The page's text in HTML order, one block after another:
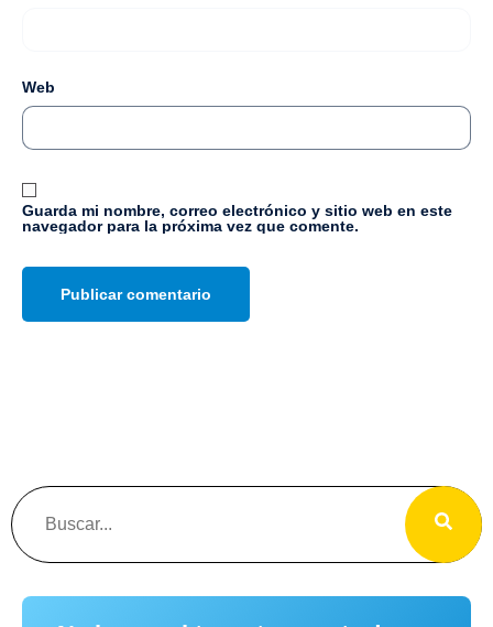
Web
Guarda mi nombre, correo electrónico y sitio web en este
navegador para la próxima vez que comente.